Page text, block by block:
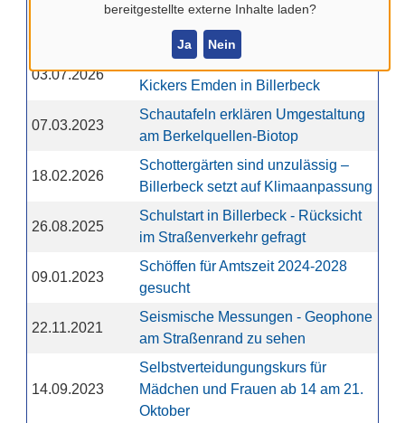
bereitgestellte externe Inhalte laden?
Ja Nein
Sanierung Ziegeleiweg unter
Vollsperrung ab dem 2. Juni
03.07.2026
SC Preußen Münster spielt gegen
Kickers Emden in Billerbeck
07.03.2023
Schautafeln erklären Umgestaltung
am Berkelquellen-Biotop
18.02.2026
Schottergärten sind unzulässig –
Billerbeck setzt auf Klimaanpassung
26.08.2025
Schulstart in Billerbeck - Rücksicht
im Straßenverkehr gefragt
09.01.2023
Schöffen für Amtszeit 2024-2028
gesucht
22.11.2021
Seismische Messungen - Geophone
am Straßenrand zu sehen
14.09.2023
Selbstverteidungungskurs für
Mädchen und Frauen ab 14 am 21.
Oktober